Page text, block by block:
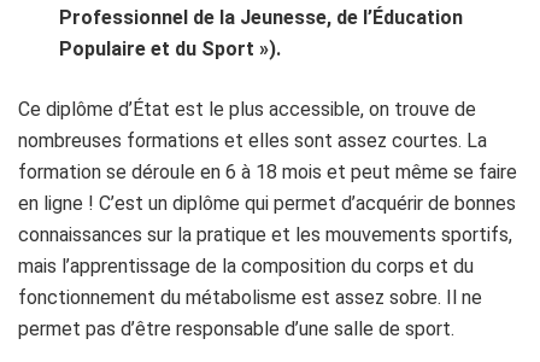
Professionnel de la Jeunesse, de l’Éducation
Populaire et du Sport »).
Ce diplôme d’État est le plus accessible, on trouve de
nombreuses formations et elles sont assez courtes. La
formation se déroule en 6 à 18 mois et peut même se faire
en ligne ! C’est un diplôme qui permet d’acquérir de bonnes
connaissances sur la pratique et les mouvements sportifs,
mais l’apprentissage de la composition du corps et du
fonctionnement du métabolisme est assez sobre. Il ne
permet pas d’être responsable d’une salle de sport.